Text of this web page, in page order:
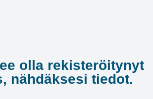
olla rekisteröitynyt
nähdäksesi tiedot.